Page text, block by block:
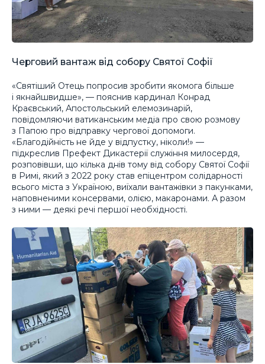
Черговий вантаж від собору Святої Софії
«Святіший Отець попросив зробити якомога більше
і якнайшвидше», — пояснив кардинал Конрад
Краєвський, Апостольський елемозинарій,
повідомляючи ватиканським медіа про свою розмову
з Папою про відправку чергової допомоги.
«Благодійність не йде у відпустку, ніколи!» —
підкреслив Префект Дикастерії служіння милосердя,
розповівши, що кілька днів тому від собору Святої Софії
в Римі, який з 2022 року став епіцентром солідарності
всього міста з Україною, виїхали вантажівки з пакунками,
наповненими консервами, олією, макаронами. А разом
з ними — деякі речі першої необхідності.